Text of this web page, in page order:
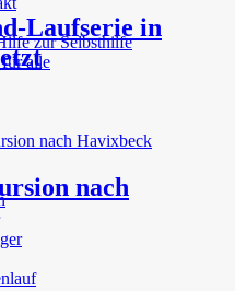
zur Selbsthilfe
alle
Laufserie in
nach